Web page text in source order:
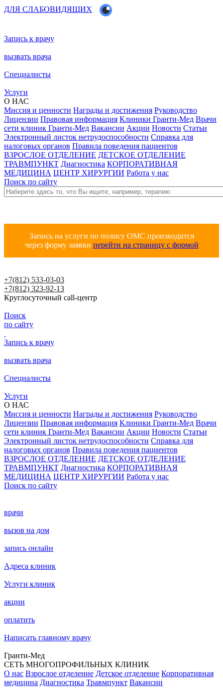
ДЛЯ СЛАБОВИДЯЩИХ
Запись к врачу
вызвать врача
Специалисты
Услуги
О НАС
Миссия и ценности Награды и достижения Руководство
Лицензии Правовая информация Клиники Гранти-Мед Врачи
сети клиник Гранти-Мед Вакансии Акции Новости Статьи
Электронный листок нетрудоспособности Справка для
налоговых органов Правила поведения пациентов
ВЗРОСЛОЕ ОТДЕЛЕНИЕ ДЕТСКОЕ ОТДЕЛЕНИЕ
ТРАВМПУНКТ Диагностика КОРПОРАТИВНАЯ
МЕДИЦИНА ЦЕНТР ХИРУРГИИ Работа у нас
Поиск по сайту
Запись на услуги по полису ОМС производится
через форму заявки перейти на страницу с формой
+7(812) 533-03-03
+7(812) 323-92-13
Круглосуточный call-центр
Поиск
по сайту
Запись к врачу
вызвать врача
Специалисты
Услуги
О НАС
Миссия и ценности Награды и достижения Руководство
Лицензии Правовая информация Клиники Гранти-Мед Врачи
сети клиник Гранти-Мед Вакансии Акции Новости Статьи
Электронный листок нетрудоспособности Справка для
налоговых органов Правила поведения пациентов
ВЗРОСЛОЕ ОТДЕЛЕНИЕ ДЕТСКОЕ ОТДЕЛЕНИЕ
ТРАВМПУНКТ Диагностика КОРПОРАТИВНАЯ
МЕДИЦИНА ЦЕНТР ХИРУРГИИ Работа у нас
Поиск по сайту
врачи
вызов на дом
запись онлайн
Адреса клиник
Услуги клиник
акции
оплатить
Написать главному врачу
Гранти-Мед
СЕТЬ МНОГОПРОФИЛЬНЫХ КЛИНИК
О нас Взрослое отделение Детское отделение Корпоративная
медицина Диагностика Травмпункт Вакансии